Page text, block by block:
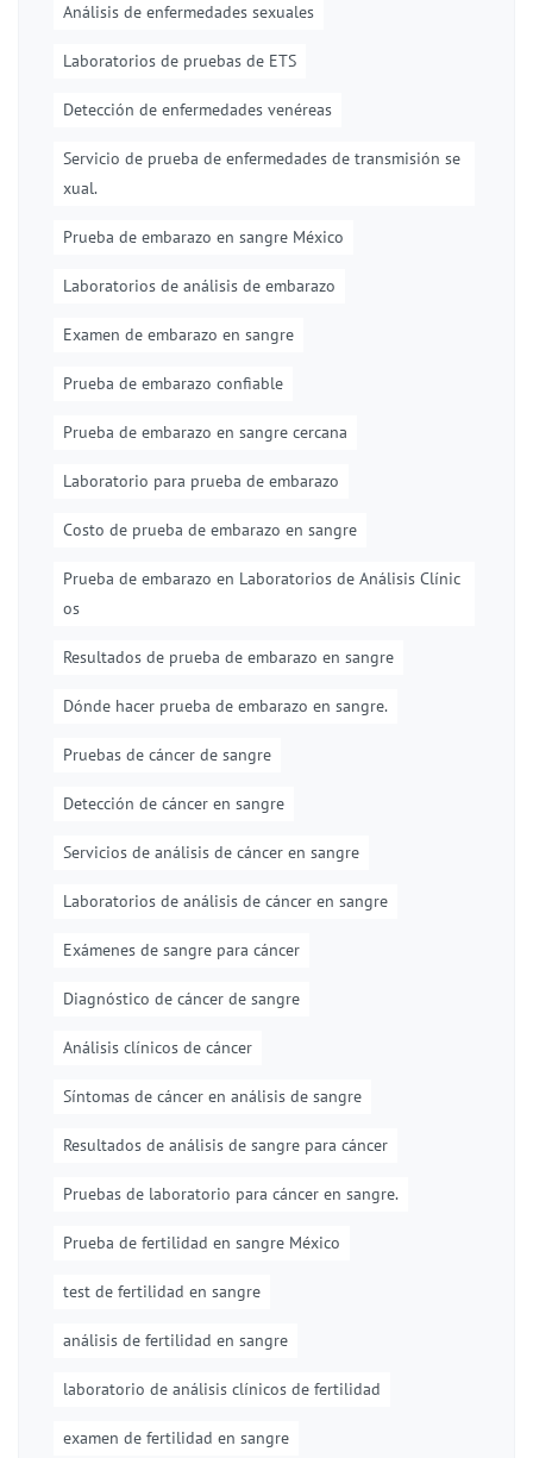
Análisis de enfermedades sexuales
Laboratorios de pruebas de ETS
Detección de enfermedades venéreas
Servicio de prueba de enfermedades de transmisión se
xual.
Prueba de embarazo en sangre México
Laboratorios de análisis de embarazo
Examen de embarazo en sangre
Prueba de embarazo confiable
Prueba de embarazo en sangre cercana
Laboratorio para prueba de embarazo
Costo de prueba de embarazo en sangre
Prueba de embarazo en Laboratorios de Análisis Clínic
os
Resultados de prueba de embarazo en sangre
Dónde hacer prueba de embarazo en sangre.
Pruebas de cáncer de sangre
Detección de cáncer en sangre
Servicios de análisis de cáncer en sangre
Laboratorios de análisis de cáncer en sangre
Exámenes de sangre para cáncer
Diagnóstico de cáncer de sangre
Análisis clínicos de cáncer
Síntomas de cáncer en análisis de sangre
Resultados de análisis de sangre para cáncer
Pruebas de laboratorio para cáncer en sangre.
Prueba de fertilidad en sangre México
test de fertilidad en sangre
análisis de fertilidad en sangre
laboratorio de análisis clínicos de fertilidad
examen de fertilidad en sangre